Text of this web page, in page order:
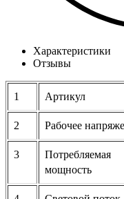
Характеристики
Отзывы
1 Артикул
2 Рабочее
3
Потребляемая
мощность